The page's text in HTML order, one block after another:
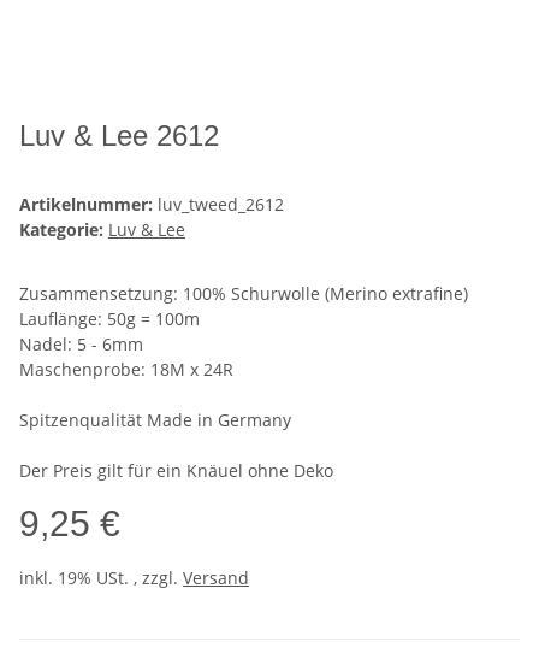
Luv & Lee 2612
Artikelnummer: luv_tweed_2612
Kategorie: Luv & Lee
Zusammensetzung: 100% Schurwolle (Merino extrafine)
Lauflänge: 50g = 100m
Nadel: 5 - 6mm
Maschenprobe: 18M x 24R
Spitzenqualität Made in Germany
Der Preis gilt für ein Knäuel ohne Deko
9,25 €
inkl. 19% USt. , zzgl. Versand